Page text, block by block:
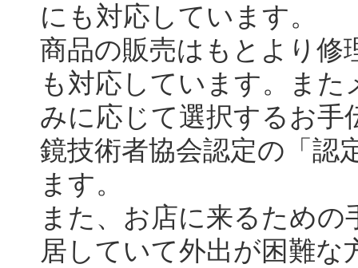
にも対応しています。
商品の販売はもとより修
も対応しています。ま
みに応じて選択するお手
鏡技術者協会認定の「認
ます。
また、お店に来るため
居していて外出が困難な